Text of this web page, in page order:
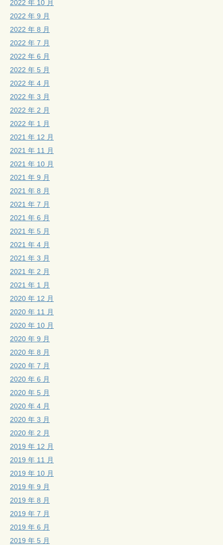
2022 年 10 月
2022 年 9 月
2022 年 8 月
2022 年 7 月
2022 年 6 月
2022 年 5 月
2022 年 4 月
2022 年 3 月
2022 年 2 月
2022 年 1 月
2021 年 12 月
2021 年 11 月
2021 年 10 月
2021 年 9 月
2021 年 8 月
2021 年 7 月
2021 年 6 月
2021 年 5 月
2021 年 4 月
2021 年 3 月
2021 年 2 月
2021 年 1 月
2020 年 12 月
2020 年 11 月
2020 年 10 月
2020 年 9 月
2020 年 8 月
2020 年 7 月
2020 年 6 月
2020 年 5 月
2020 年 4 月
2020 年 3 月
2020 年 2 月
2019 年 12 月
2019 年 11 月
2019 年 10 月
2019 年 9 月
2019 年 8 月
2019 年 7 月
2019 年 6 月
2019 年 5 月